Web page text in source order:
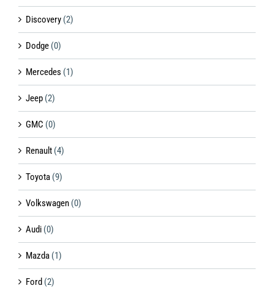
Discovery (2)
Dodge (0)
Mercedes (1)
Jeep (2)
GMC (0)
Renault (4)
Toyota (9)
Volkswagen (0)
Audi (0)
Mazda (1)
Ford (2)